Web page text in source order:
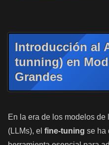
Introducción al
tunning) en
Grandes
En la era de los modelos
(LLMs), el fine-tuning se ha